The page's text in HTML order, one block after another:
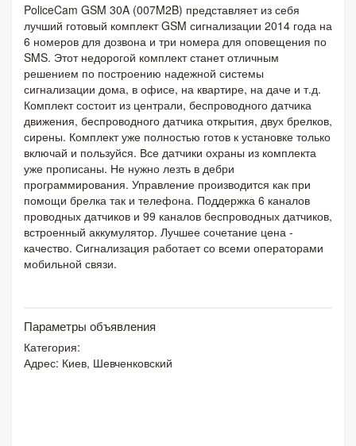
PoliceCam GSM 30A (007M2B) представляет из себя
лучший готовый комплект GSM сигнализации 2014 года на
6 номеров для дозвона и три номера для оповещения по
SMS. Этот недорогой комплект станет отличным
решением по построению надежной системы
сигнализации дома, в офисе, на квартире, на даче и т.д.
Комплект состоит из централи, беспроводного датчика
движения, беспроводного датчика открытия, двух брелков,
сирены. Комплект уже полностью готов к установке только
включай и пользуйся. Все датчики охраны из комплекта
уже прописаны. Не нужно лезть в дебри
программирования. Управление производится как при
помощи брелка так и телефона. Поддержка 6 каналов
проводных датчиков и 99 каналов беспроводных датчиков,
встроенный аккумулятор. Лучшее сочетание цена -
качество. Сигнализация работает со всеми операторами
мобильной связи.
Параметры объявления
Категория:
Адрес: Киев, Шевченковский